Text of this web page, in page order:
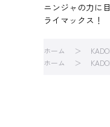
ニンジャの力に
ライマックス！
ホーム
ホーム